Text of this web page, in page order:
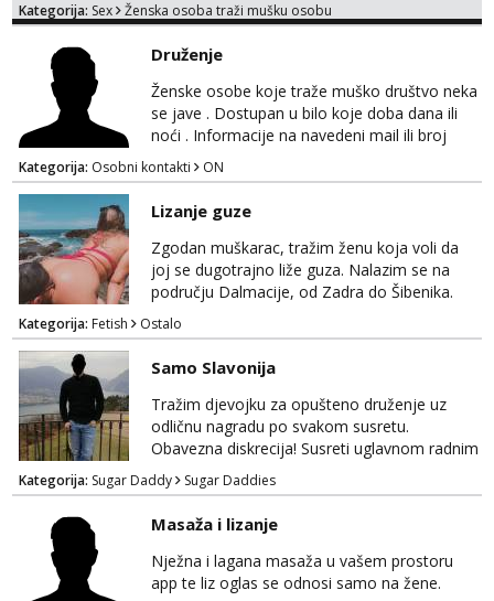
dobrodošli! Ali informacije ću vam poslati
stanu; čista kupaonica i ručnici za vas prije ili
poslije masaže, nalazim se u centru grada. 🚫
NE POZIVI ,❌️ NE SEXCAM, ❌️NE
SEXCHATTING🚫...
Kategorija: Sex Ženska osoba traži mušku osobu
Druženje
Ženske osobe koje traže muško društvo neka
se jave . Dostupan u bilo koje doba dana ili
noći . Informacije na navedeni mail ili broj
mobitela.
Kategorija: Osobni kontakti ON
Lizanje guze
Zgodan muškarac, tražim ženu koja voli da
joj se dugotrajno liže guza. Nalazim se na
području Dalmacije, od Zadra do Šibenika.
Kategorija: Fetish Ostalo
Samo Slavonija
Tražim djevojku za opušteno druženje uz
odličnu nagradu po svakom susretu.
Obavezna diskrecija! Susreti uglavnom radnim
danima tijekom dana ali nije uvjet. Samo
Slavonija. osmarios984@gmail.com
Kategorija: Sugar Daddy Sugar Daddies
Masaža i lizanje
Nježna i lagana masaža u vašem prostoru
app te liz oglas se odnosi samo na žene.